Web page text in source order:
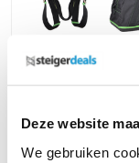
Deze website
We gebruiken
Complete set